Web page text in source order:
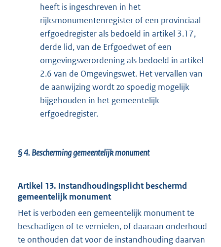
heeft is ingeschreven in het
rijksmonumentenregister of een provinciaal
erfgoedregister als bedoeld in artikel 3.17,
derde lid, van de Erfgoedwet of een
omgevingsverordening als bedoeld in artikel
2.6 van de Omgevingswet. Het vervallen van
de aanwijzing wordt zo spoedig mogelijk
bijgehouden in het gemeentelijk
erfgoedregister.
§ 4.Bescherming gemeentelijk monument
Artikel 13. Instandhoudingsplicht beschermd
gemeentelijk monument
Het is verboden een gemeentelijk monument te
beschadigen of te vernielen, of daaraan onderhoud
te onthouden dat voor de instandhouding daarvan